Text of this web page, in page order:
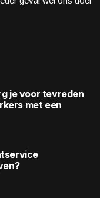
je voor tevreden
met een